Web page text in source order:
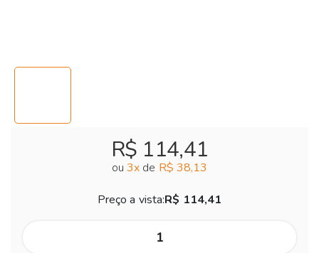
R$ 114,41
ou 3x de R$ 38,13
Preço a vista:R$ 114,41